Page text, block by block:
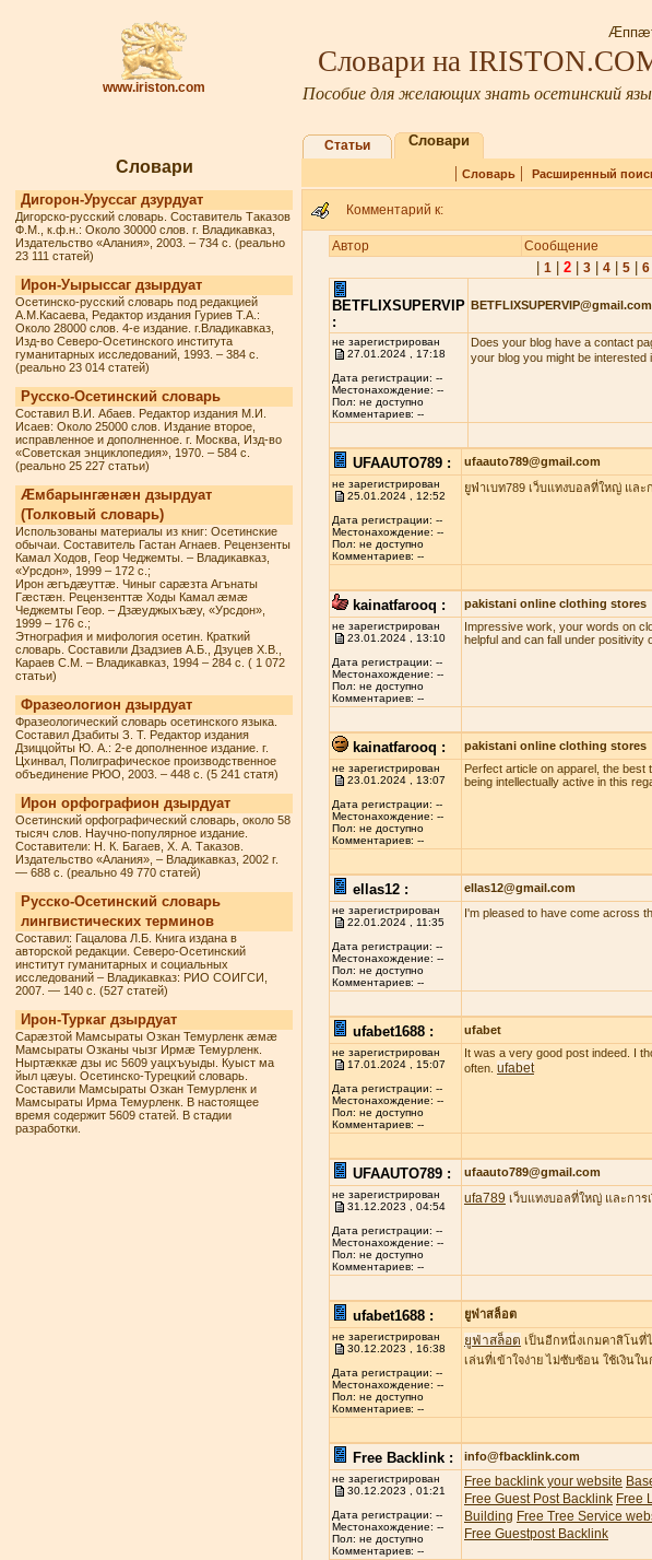
www.iriston.com
Словари на
Пособие для желающих знать осетинский
Словари
Дигорон-Уруссаг дзурдуат
Дигорско-русский словарь. Составитель Таказов
Ф.М., к.ф.н.: Около 30000 слов. г. Владикавказ,
Издательство «Алания», 2003. – 734 с. (реально
23 111 статей)
Ирон-Уырыссаг дзырдуат
Осетинско-русский словарь под редакцией
А.М.Касаева, Редактор издания Гуриев Т.А.:
Около 28000 слов. 4-е издание. г.Владикавказ,
Изд-во Северо-Осетинского института
гуманитарных исследований, 1993. – 384 с.
(реально 23 014 статей)
Русско-Осетинский словарь
Составил В.И. Абаев. Редактор издания М.И.
Исаев: Около 25000 слов. Издание второе,
исправленное и дополненное. г. Москва, Изд-во
«Советская энциклопедия», 1970. – 584 с.
(реально 25 227 статьи)
Æмбарынгæнæн дзырдуат
(Толковый словарь)
Использованы материалы из книг: Осетинские
обычаи. Составитель Гастан Агнаев. Рецензенты
Камал Ходов, Геор Чеджемты. – Владикавказ,
«Урсдон», 1999 – 172 с.;
Ирон æгъдæуттæ. Чиныг сарæзта Агънаты
Гæстæн. Рецензенттæ Ходы Камал æмæ
Чеджемты Геор. – Дзæуджыхъæу, «Урсдон»,
1999 – 176 с.;
Этнография и мифология осетин. Краткий
словарь. Составили Дзадзиев А.Б., Дзуцев Х.В.,
Караев С.М. – Владикавказ, 1994 – 284 с. ( 1 072
статьи)
Фразеологион дзырдуат
Фразеологический словарь осетинского языка.
Составил Дзабиты З. Т. Редактор издания
Дзиццойты Ю. А.: 2-е дополненное издание. г.
Цхинвал, Полиграфическое производственное
объединение РЮО, 2003. – 448 с. (5 241 статя)
Ирон орфографион дзырдуат
Осетинский орфографический словарь, около 58
тысяч слов. Научно-популярное издание.
Составители: Н. К. Багаев, Х. А. Таказов.
Издательство «Алания», – Владикавказ, 2002 г.
— 688 с. (реально 49 770 статей)
Русско-Осетинский словарь
лингвистических терминов
Составил: Гацалова Л.Б. Книга издана в
авторской редакции. Северо-Осетинский
институт гуманитарных и социальных
исследований – Владикавказ: РИО СОИГСИ,
2007. — 140 с. (527 статей)
Ирон-Туркаг дзырдуат
Сарæзтой Мамсыраты Озкан Темурленк æмæ
Мамсыраты Озканы чызг Ирмæ Темурленк.
Ныртæккæ дзы ис 5609 уацхъуыды. Куыст ма
йыл цæуы. Осетинско-Турецкий словарь.
Составили Мамсыраты Озкан Темурленк и
Мамсыраты Ирма Темурленк. В настоящее
время содержит 5609 статей. В стадии
разработки.
Статьи Словари
| Словарь| Расширенный
Комментарий к:
Автор Сообщение
1| 2| 3| 4| 5| 6|
BETFLIXSUPERVIP
:
BETFLIXSUPERVIP@gmail.com
не зарегистрирован
27.01.2024 , 17:18
Дата регистрации: --
Местонахождение: --
Пол: не доступно
Комментариев: --
Does your blog have a contact
your blog you might be interested
UFAAUTO789 : ufaauto789@gmail.com
не зарегистрирован
25.01.2024 , 12:52
Дата регистрации: --
Местонахождение: --
Пол: не доступно
Комментариев: --
ยูฟ่าเบท789 เว็บแทงบอลที่ใหญ่ แล
kainatfarooq : pakistani online clothing stores
не зарегистрирован
23.01.2024 , 13:10
Дата регистрации: --
Местонахождение: --
Пол: не доступно
Комментариев: --
Impressive work, your words on
helpful and can fall under positivity
kainatfarooq : pakistani online clothing stores
не зарегистрирован
23.01.2024 , 13:07
Дата регистрации: --
Местонахождение: --
Пол: не доступно
Комментариев: --
Perfect article on apparel, the
being intellectually active in this
ellas12 : ellas12@gmail.com
не зарегистрирован
22.01.2024 , 11:35
Дата регистрации: --
Местонахождение: --
Пол: не доступно
Комментариев: --
I'm pleased to have come across
ufabet1688 : ufabet
не зарегистрирован
17.01.2024 , 15:07
Дата регистрации: --
Местонахождение: --
Пол: не доступно
Комментариев: --
It was a very good post indeed. I
often. ufabet
UFAAUTO789 : ufaauto789@gmail.com
не зарегистрирован
31.12.2023 , 04:54
Дата регистрации: --
Местонахождение: --
Пол: не доступно
Комментариев: --
ufa789 เว็บแทงบอลที่ใหญ่ และกา
ufabet1688 : ยูฟ่าสล็อต
не зарегистрирован
30.12.2023 , 16:38
Дата регистрации: --
Местонахождение: --
Пол: не доступно
Комментариев: --
ยูฟ่าสล็อต เป็นอีกหนึ่งเกมคาสิโน
เล่นที่เข้าใจง่าย ไม่ซับซ้อน ใช้เงิน
Free Backlink : info@fbacklink.com
не зарегистрирован
30.12.2023 , 01:21
Дата регистрации: --
Местонахождение: --
Пол: не доступно
Комментариев: --
Free backlink your website
Free Guest Post Backlink Free
Building Free Tree Service
Free Guestpost Backlink